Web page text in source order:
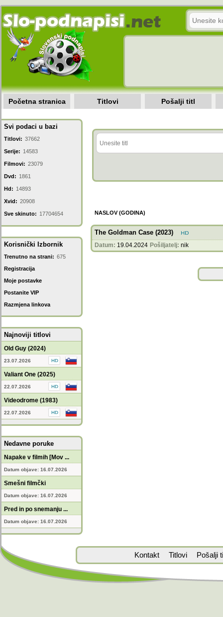
Početna stranica Titlovi Pošalji titl
Svi podaci u bazi
Titlovi: 37662
Serije: 14583
Filmovi: 23079
Dvd: 1861
Hd: 14893
Xvid: 20908
Sve skinuto: 17704654
Korisnički Izbornik
Trenutno na strani: 675
Registracija
Moje postavke
Postanite VIP
Razmjena linkova
Najnoviji titlovi
Old Guy (2024)
23.07.2026
Valiant One (2025)
22.07.2026
Videodrome (1983)
22.07.2026
Nedavne poruke
Napake v filmih [Mov ...
Datum objave: 16.07.2026
Smešni filmčki
Datum objave: 16.07.2026
Pred in po snemanju ...
Datum objave: 16.07.2026
NASLOV (GODINA)
The Goldman Case (2023)
Datum: 19.04.2024 Pošiljatelj: nik
Kontakt Titlovi Pošalji